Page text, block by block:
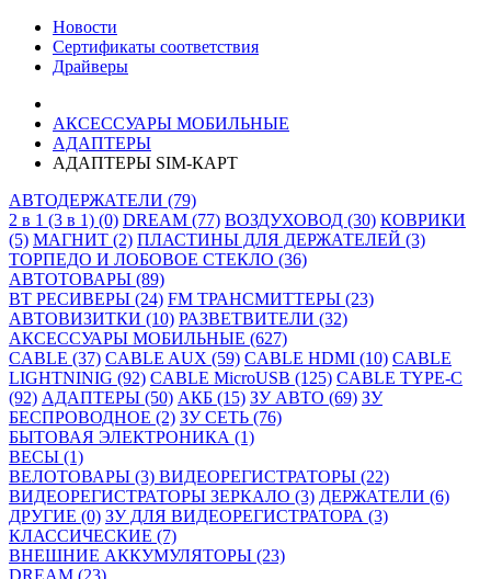
Новости
Сертификаты соответствия
Драйверы
АКСЕССУАРЫ МОБИЛЬНЫЕ
АДАПТЕРЫ
АДАПТЕРЫ SIM-КАРТ
АВТОДЕРЖАТЕЛИ (79)
2 в 1 (3 в 1) (0) DREAM (77) ВОЗДУХОВОД (30) КОВРИКИ
(5) МАГНИТ (2) ПЛАСТИНЫ ДЛЯ ДЕРЖАТЕЛЕЙ (3)
ТОРПЕДО И ЛОБОВОЕ СТЕКЛО (36)
АВТОТОВАРЫ (89)
BT РЕСИВЕРЫ (24) FM ТРАНСМИТТЕРЫ (23)
АВТОВИЗИТКИ (10) РАЗВЕТВИТЕЛИ (32)
АКСЕССУАРЫ МОБИЛЬНЫЕ (627)
CABLE (37) CABLE AUX (59) CABLE HDMI (10) CABLE
LIGHTNINIG (92) CABLE MicroUSB (125) CABLE TYPE-C
(92) АДАПТЕРЫ (50) АКБ (15) ЗУ АВТО (69) ЗУ
БЕСПРОВОДНОЕ (2) ЗУ СЕТЬ (76)
БЫТОВАЯ ЭЛЕКТРОНИКА (1)
ВЕСЫ (1)
ВЕЛОТОВАРЫ (3) ВИДЕОРЕГИСТРАТОРЫ (22)
ВИДЕОРЕГИСТРАТОРЫ ЗЕРКАЛО (3) ДЕРЖАТЕЛИ (6)
ДРУГИЕ (0) ЗУ ДЛЯ ВИДЕОРЕГИСТРАТОРА (3)
КЛАССИЧЕСКИЕ (7)
ВНЕШНИЕ АККУМУЛЯТОРЫ (23)
DREAM (23)